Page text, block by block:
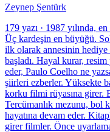
Zeynep Şentürk
179 yazı · 1987 yılında,
Üç kardeşin en büyüğü.
ilk olarak annesinin hediye
başladı. Hayal kurar,
eder, Paulo Coelho ne
şiirleri ezberler. Yüksekte
korku filmi rüyasına girer.
Tercümanlık mezunu, bol
hayatına devam eder.
girer filmler. Önce